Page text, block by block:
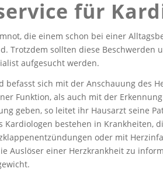
für
die einem schon bei einer
Trotzdem sollten diese
aufgesucht werden.
sich mit der Anschauung des
Funktion, als auch mit der
geben, so leitet ihr Hausarzt seine
bestehen in Krankheiten,
oder mit
Auslöser einer Herzkrankheit zu